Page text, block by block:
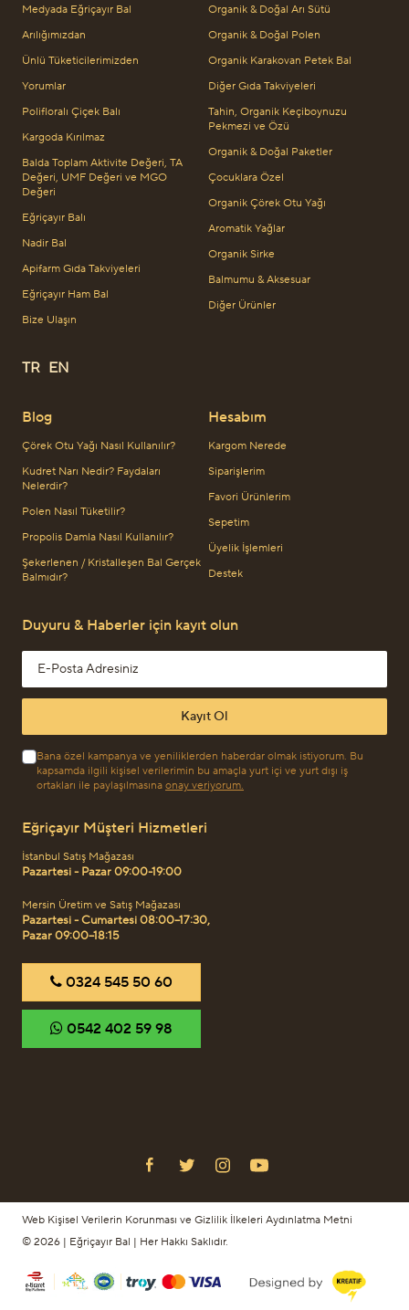
Medyada Eğriçayır Bal
Arılığımızdan
Ünlü Tüketicilerimizden
Yorumlar
Polifloralı Çiçek Balı
Kargoda Kırılmaz
Balda Toplam Aktivite Değeri, TA
Değeri, UMF Değeri ve MGO
Değeri
Eğriçayır Balı
Nadir Bal
Apifarm Gıda Takviyeleri
Eğriçayır Ham Bal
Bize Ulaşın
TR EN
Blog
Çörek Otu Yağı Nasıl Kullanılır?
Kudret Narı Nedir? Faydaları
Nelerdir?
Polen Nasıl Tüketilir?
Propolis Damla Nasıl Kullanılır?
Şekerlenen / Kristalleşen Bal Gerçek
Balmıdır?
Organik & Doğal Arı Sütü
Organik & Doğal Polen
Organik Karakovan Petek Bal
Diğer Gıda Takviyeleri
Tahin, Organik Keçiboynuzu
Pekmezi ve Özü
Organik & Doğal Paketler
Çocuklara Özel
Organik Çörek Otu Yağı
Aromatik Yağlar
Organik Sirke
Balmumu & Aksesuar
Diğer Ürünler
Hesabım
Kargom Nerede
Siparişlerim
Favori Ürünlerim
Sepetim
Üyelik İşlemleri
Destek
Duyuru & Haberler için kayıt olun
Email address
Kayıt Ol
Bana özel kampanya ve yeniliklerden haberdar olmak istiyorum. Bu
kapsamda ilgili kişisel verilerimin bu amaçla yurt içi ve yurt dışı iş
ortakları ile paylaşılmasına onay veriyorum.
Eğriçayır Müşteri Hizmetleri
İstanbul Satış Mağazası
Pazartesi - Pazar 09:00-19:00
Mersin Üretim ve Satış Mağazası
Pazartesi - Cumartesi 08:00–17:30,
Pazar 09:00–18:15
‎0324 545 50 60
‎0542 402 59 98
Web Kişisel Verilerin Korunması ve Gizlilik İlkeleri Aydınlatma Metni
© 2026 | Eğriçayır Bal | Her Hakkı Saklıdır.